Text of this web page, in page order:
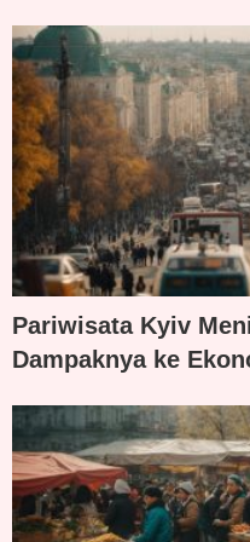
Pariwisata Kyiv
Dampaknya ke